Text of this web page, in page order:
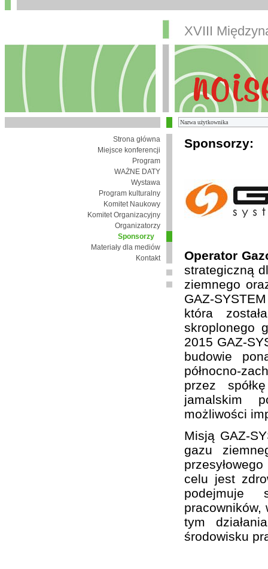
XVIII
Strona główna
Miejsce konferencji
Program
WAŻNE DATY
Wystawa
Program kulturalny
Komitet Naukowy
Komitet Organizacyjny
Organizatorzy
Sponsorzy
Materiały dla mediów
Kontakt
Sponsorzy:
Operator
strategiczną
ziemnego
GAZ-
która
skroplonego
2015 GAZ-
budowie
północno-
przez
jamalskim
możliwości
Misją GAZ-
gazu
celu jest
podejmuje
pracowników,
tym
środowisku